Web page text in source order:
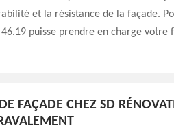
et la résistance de la façade.
46.19 puisse prendre en charge votre
FAÇADE CHEZ SD